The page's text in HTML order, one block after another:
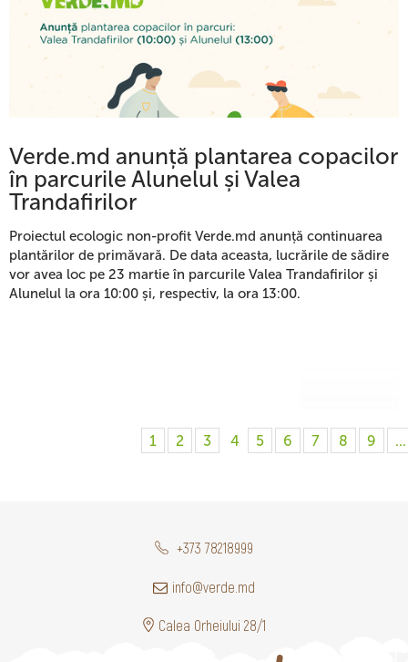
Verde.md anunță plantarea copacilor
în parcurile Alunelul și Valea
Trandafirilor
Proiectul ecologic non-profit Verde.md anunță continuarea
plantărilor de primăvară. De data aceasta, lucrările de sădire
vor avea loc pe 23 martie în parcurile Valea Trandafirilor și
Alunelul la ora 10:00 și, respectiv, la ora 13:00.
1 2 3 4 5 6 7 8 9 ...
+373 78218999
info@verde.md
Calea Orheiului 28/1